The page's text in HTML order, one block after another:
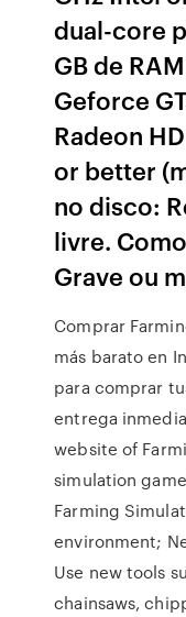
dual-core
GB de
Geforce
Radeon
or better
no disco:
livre.
Grave ou
Comprar
más barato en
para comprar
entrega
website of
simulation
Farming
environment;
Use new tools
chainsaws,